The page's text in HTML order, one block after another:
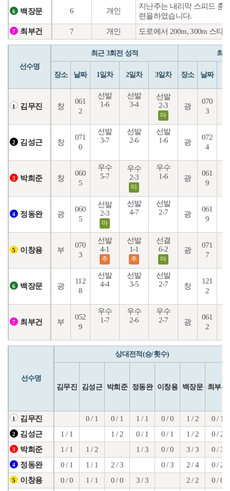
6 백장문 6 개인
지난주는 내리막 스피드 훈
련을하였습니다.
7 최부건 7 개인 도로에서 200m, 300m 스타
선수명
최근 3회전 성적 최
장소 날짜 1일차 2일차 3일차 장소 날짜
1 김무진 창
061
2
선발
1-6
선발
3-4
선발
2-3
마
광
070
3
2 김성근 창
071
0
선발
3-7
선발
2-6
선발
1-6
광
072
4
3 박희준 창
060
5
우수
5-7
우수
2-3
마
우수
1-6
광
061
9
4 정동완 광
060
5
선발
2-3
마
선발
4-7
선발
2-7
광
061
9
5 이창용 부
070
3
선발
4-1
추
선발
1-1
추
선결
6-2
마
광
071
7
6 백장문 광
112
8
선발
4-4
선발
3-5
선발
2-7
창
121
2
7 최부건 부
052
9
우수
1-7
우수
2-6
우수
2-7
광
061
2
선수명
상대전적(승/횟수)
김무진 김성근 박희준 정동완 이창용 백장문 최부건
1 김무진 0 / 1 0 / 1 1 / 1 0 / 0 1 / 2 0 / 1
2 김성근 1 / 1 1 / 2 0 / 1 0 / 1 1 / 2 0 / 2
3 박희준 1 / 1 1 / 2 1 / 3 0 / 0 3 / 3 0 / 3
4 정동완 0 / 1 1 / 1 2 / 3 0 / 3 2 / 4 0 / 2
5 이창용 0 / 0 1 / 1 0 / 0 3 / 3 2 / 2 0 / 0